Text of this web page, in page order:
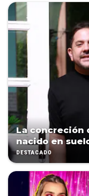
La concreción
nacido en
DESTACADO